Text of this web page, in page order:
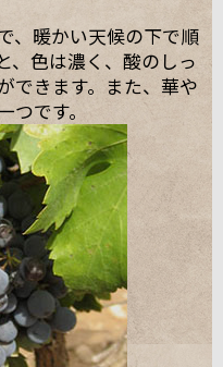
、暖かい天候の下で順
、色は濃く、酸のしっ
できます。また、華や
です。